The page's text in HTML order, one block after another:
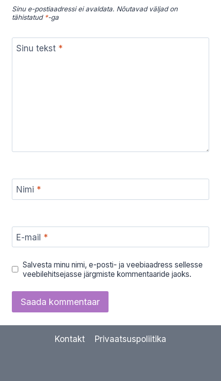
Sinu e-postiaadressi ei avaldata. Nõutavad väljad on
tähistatud *-ga
Sinu tekst *
Nimi *
E-mail *
Salvesta minu nimi, e-posti- ja veebiaadress sellesse
veebilehitsejasse järgmiste kommentaaride jaoks.
Kontakt Privaatsuspoliitika